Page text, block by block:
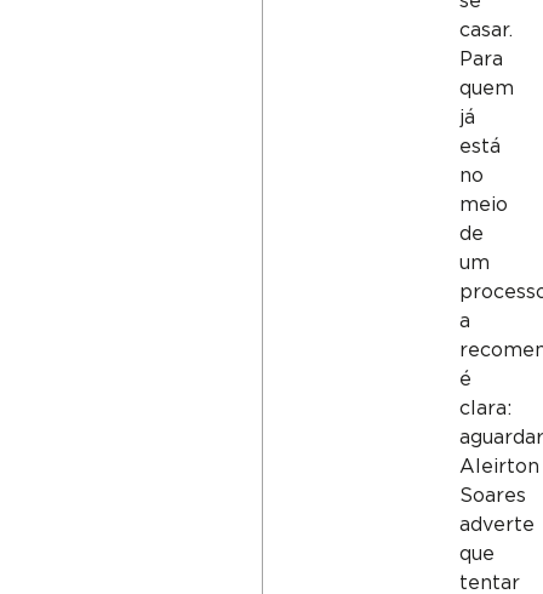
casar.
Para
quem
já
está
no
meio
de
um
a
é
clara:
Aleirton
Soares
adverte
que
tentar